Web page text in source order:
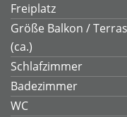
Freiplatz
Größe Balkon /
(ca.)
Schlafzimmer
Badezimmer
WC